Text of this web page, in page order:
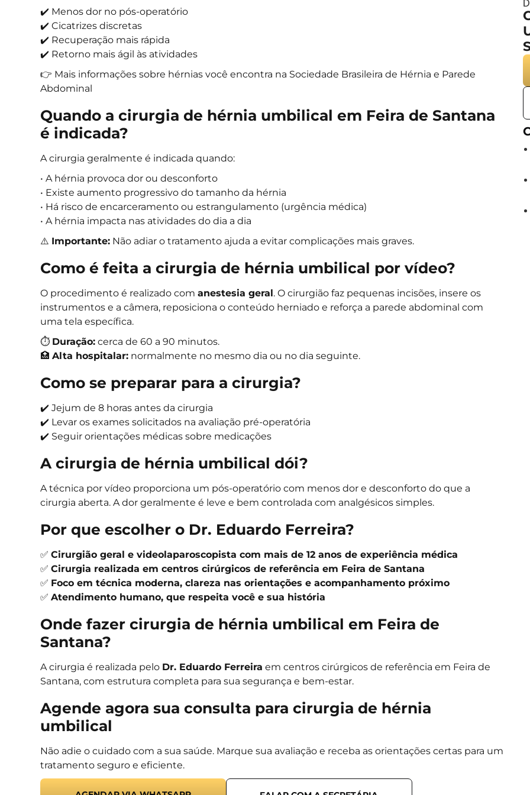
✔️ Menos dor no pós-operatório
✔️ Cicatrizes discretas
✔️ Recuperação mais rápida
✔️ Retorno mais ágil às atividades
👉 Mais informações sobre hérnias você encontra na Sociedade Brasileira de Hérnia e Parede
Abdominal
Quando a cirurgia de hérnia umbilical em Feira de Santana
é indicada?
A cirurgia geralmente é indicada quando:
• A hérnia provoca dor ou desconforto
• Existe aumento progressivo do tamanho da hérnia
• Há risco de encarceramento ou estrangulamento (urgência médica)
• A hérnia impacta nas atividades do dia a dia
⚠️ Importante:Não adiar o tratamento ajuda a evitar complicações mais graves.
Como é feita a cirurgia de hérnia umbilical por vídeo?
O procedimento é realizado com anestesia geral. O cirurgião faz pequenas incisões, insere os
instrumentos e a câmera, reposiciona o conteúdo herniado e reforça a parede abdominal com
uma tela específica.
⏱ Duração:cerca de 60 a 90 minutos.
🏥 Alta hospitalar:normalmente no mesmo dia ou no dia seguinte.
Como se preparar para a cirurgia?
✔️ Jejum de 8 horas antes da cirurgia
✔️ Levar os exames solicitados na avaliação pré-operatória
✔️ Seguir orientações médicas sobre medicações
A cirurgia de hérnia umbilical dói?
A técnica por vídeo proporciona um pós-operatório com menos dor e desconforto do que a
cirurgia aberta. A dor geralmente é leve e bem controlada com analgésicos simples.
Por que escolher o Dr. Eduardo Ferreira?
✅ Cirurgião geral e videolaparoscopista com mais de 12 anos de experiência médica
✅ Cirurgia realizada em centros cirúrgicos de referência em Feira de Santana
✅ Foco em técnica moderna, clareza nas orientações e acompanhamento próximo
✅ Atendimento humano, que respeita você e sua história
Onde fazer cirurgia de hérnia umbilical em Feira de
Santana?
A cirurgia é realizada pelo Dr. Eduardo Ferreira em centros cirúrgicos de referência em Feira de
Santana, com estrutura completa para sua segurança e bem-estar.
Agende agora sua consulta para cirurgia de hérnia
umbilical
Não adie o cuidado com a sua saúde. Marque sua avaliação e receba as orientações certas para um
tratamento seguro e eficiente.